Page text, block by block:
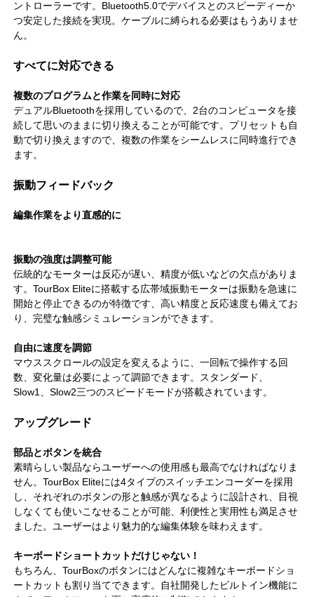
ントローラーです。Bluetooth5.0でデバイスとのスピーディーか
つ安定した接続を実現。ケーブルに縛られる必要はもうありませ
ん。
すべてに対応できる
複数のプログラムと作業を同時に対応
デュアルBluetoothを採用しているので、2台のコンピュータを接
続して思いのままに切り換えることが可能です。プリセットも自
動で切り換えますので、複数の作業をシームレスに同時進行でき
ます。
振動フィードバック
編集作業をより直感的に
振動の強度は調整可能
伝統的なモーターは反応が遅い、精度が低いなどの欠点がありま
す。TourBox Eliteに搭載する広帯域振動モーターは振動を急速に
開始と停止できるのが特徴です、高い精度と反応速度も備えてお
り、完璧な触感シミュレーションができます。
自由に速度を調節
マウススクロールの設定を変えるように、一回転で操作する回
数、変化量は必要によって調節できます。スタンダード、
Slow1、Slow2三つのスピードモードが搭載されています。
アップグレード
部品とボタンを統合
素晴らしい製品ならユーザーへの使用感も最高でなければなりま
せん。TourBox Eliteには4タイプのスイッチエンコーダーを採用
し、それぞれのボタンの形と触感が異なるように設計され、目視
しなくても使いこなせることが可能、利便性と実用性も満足させ
ました。ユーザーはより魅力的な編集体験を味わえます。
キーボードショートカットだけじゃない！
もちろん、TourBoxのボタンにはどんなに複雑なキーボードショ
ートカットも割り当てできます。自社開発したビルトイン機能に